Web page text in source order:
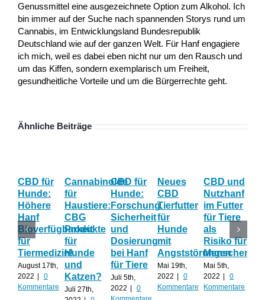
Genussmittel eine ausgezeichnete Option zum Alkohol. Ich
bin immer auf der Suche nach spannenden Storys rund um
Cannabis, im Entwicklungsland Bundesrepublik
Deutschland wie auf der ganzen Welt. Für Hanf engagiere
ich mich, weil es dabei eben nicht nur um den Rausch und
um das Kiffen, sondern exemplarisch um Freiheit,
gesundheitliche Vorteile und um die Bürgerrechte geht.
Ähnliche Beiträge
CBD für
Hunde:
Höhere
Hanf
Bioverfügbarkeit
für
Tiermedizin!
August 17th,
2022
0
Kommentare
Cannabinoide
für
Haustiere:
CBG
Produkte
für
Hunde
und
Katzen?
Juli 27th,
CBD für
Hunde:
Forschung,
Sicherheit
und
Dosierung
bei Hanf
für Tiere
Juli 5th,
2022
0
Neues
CBD
Tierfutter
für
Hunde
mit
Angststörungen
Mai 19th,
2022
0
Kommentare
CBD und
Nutzhanf
im Futter
für Tiere
als
Risiko für
Menschen?
Mai 5th,
2022
0
Kommentare